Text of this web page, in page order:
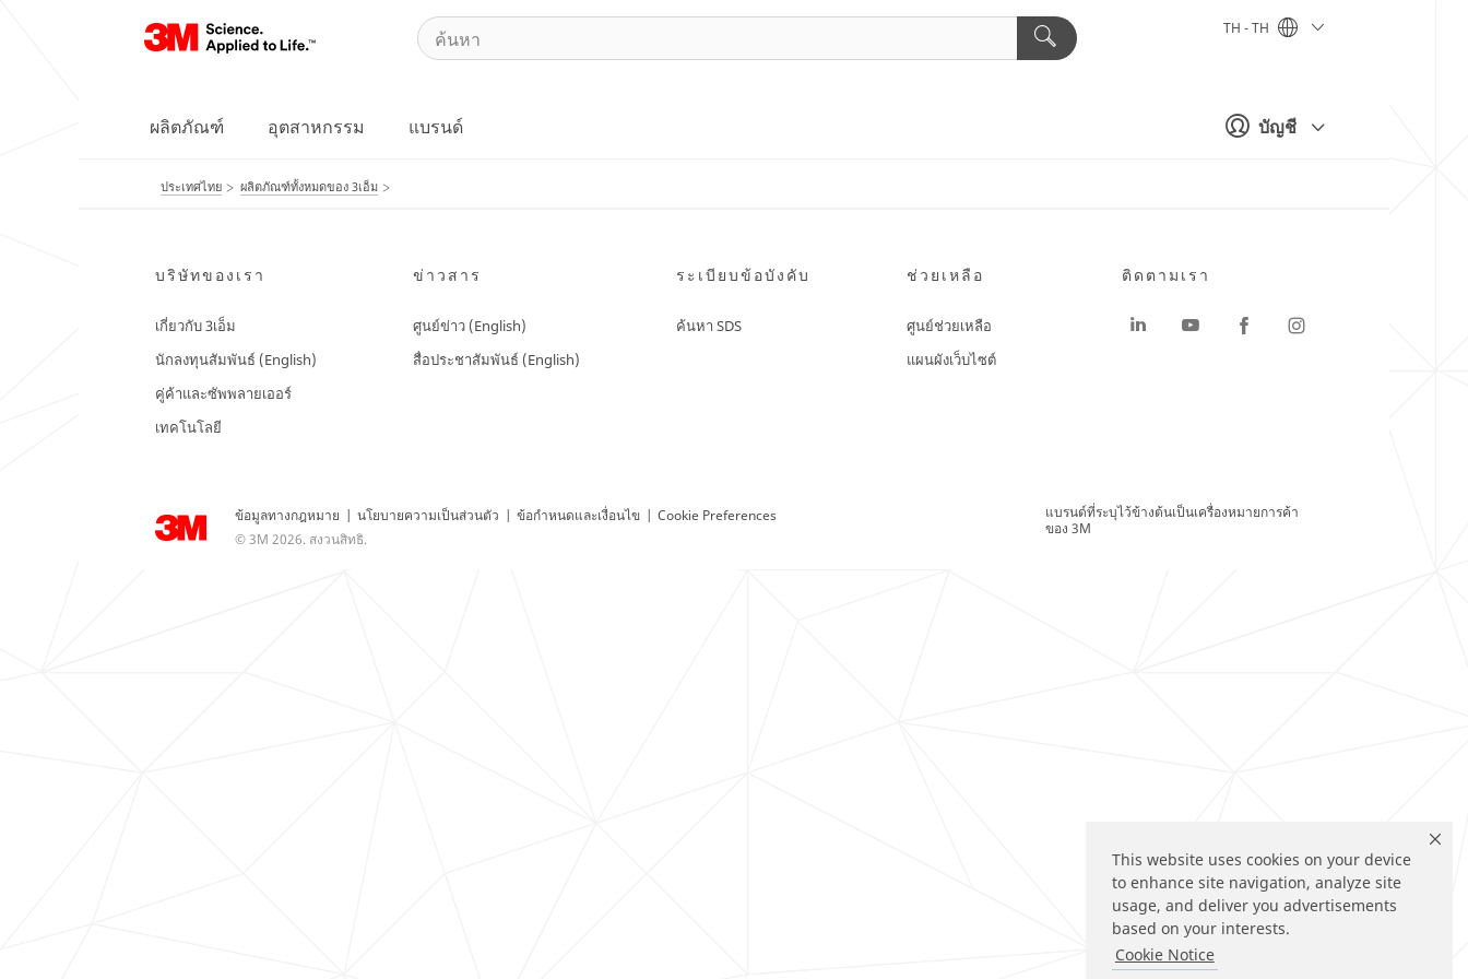
This website uses cookies on your device
to enhance site navigation, analyze site
usage, and deliver you advertisements
based on your interests.
Cookie Notice
บัญชี
TH - TH
ผลิตภัณฑ์ อุตสาหกรรม แบรนด์
ประเทศไทย ผลิตภัณฑ์ทั้งหมดของ 3เอ็ม
บริษัทของเรา
เกี่ยวกับ 3เอ็ม
นักลงทุนสัมพันธ์ (English)
คู่ค้าและซัพพลายเออร์
เทคโนโลยี
ข่าวสาร
ศูนย์ข่าว (English)
สื่อประชาสัมพันธ์ (English)
ระเบียบข้อบังคับ
ค้นหา SDS
ช่วยเหลือ
ศูนย์ช่วยเหลือ
แผนผังเว็บไซต์
ข้อมูลทางกฎหมาย | นโยบายความเป็นส่วนตัว | ข้อกำหนดและเงื่อนไข | Cookie Preferences
© 3M 2026. สงวนสิทธิ.
ติดตามเรา
แบรนด์ที่ระบุไว้ข้างต้นเป็นเครื่องหมายการค้า
ของ 3M